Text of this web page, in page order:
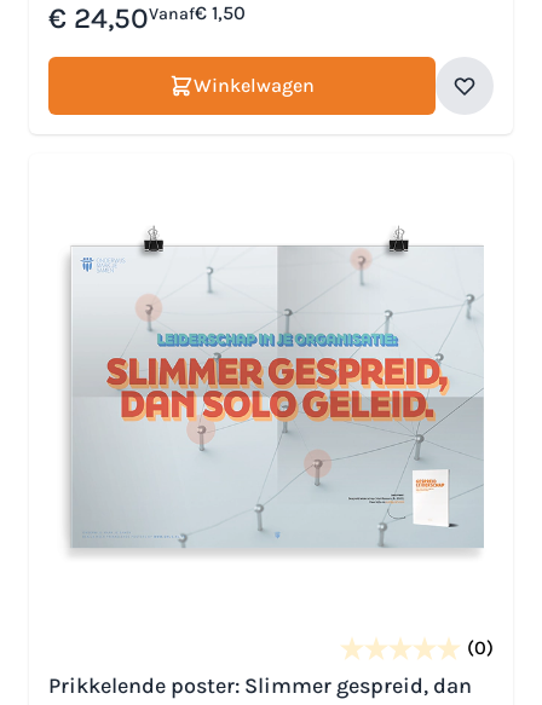
€ 24,50Vanaf€ 1,50
Winkelwagen
(0)
Prikkelende poster: Slimmer gespreid, dan